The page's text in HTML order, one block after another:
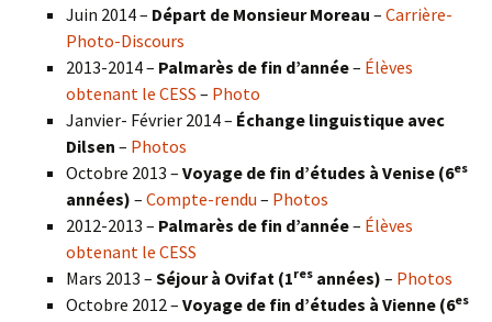
Juin 2014 – Départ de Monsieur Moreau – Carrière-
Photo-Discours
2013-2014 – Palmarès de fin d’année– Élèves
obtenant le CESS – Photo
Janvier- Février 2014 – Échange linguistique avec
Dilsen – Photos
Octobre 2013 – Voyage de fin d’études à Venise (6es
années) – Compte-rendu – Photos
2012-2013 – Palmarès de fin d’année– Élèves
obtenant le CESS
Mars 2013 – Séjour à Ovifat (1res années) – Photos
Octobre 2012 – Voyage de fin d’études à Vienne (6es